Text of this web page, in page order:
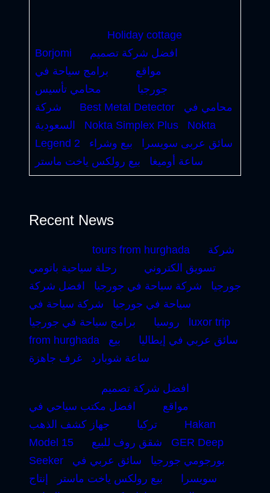
Holiday cottage
Borjomi
افضل شركة تصميم
مواقع
برامج سياحة في
جورجيا
محامي تأسيس
شركة
Best Metal Detector
محامي في
السعودية
Nokta Simplex Plus
Nokta
Legend 2
سائق عربى سويسرا
بيع وشراء
ساعة أوميغا
بيع رولكس ياخت ماستر
Recent News
tours from hurghada
شركة
تسويق الكتروني
رحلة سياحية باتومي
جورجيا
شركة سياحة في جورجيا
افضل شركة
سياحة في جورجيا
شركة سياحة في
روسيا
برامج سياحة في جورجيا
luxor trip
from hurghada
سائق عربي في إيطاليا
بيع
ساعة شوبارد
غرف جاهزة
افضل شركة تصميم
مواقع
افضل مكتب سياحي في
تركيا
جهاز كشف الذهب
Hakan
Model 15
شقق روف للبيع
GER Deep
Seeker
بورجومي جورجيا
سائق عربي في
سويسرا
بيع رولكس ياخت ماستر
إنتاج